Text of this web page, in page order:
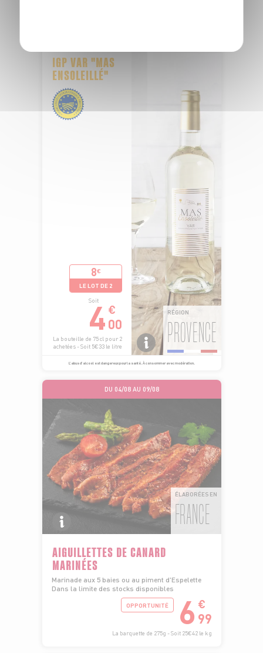
IGP VAR "MAS
ENSOLEILLÉ"
8€
LE LOT DE 2
Soit
4 €
00
La bouteille de 75 cl pour 2
achetées - Soit 5€33 le litre
RÉGION
PROVENCE
L’abus d’alcool est dangereux pour la santé. À consommer avec modération.
DU 04/08 AU 09/08
ÉLABORÉES EN
FRANCE
AIGUILLETTES DE CANARD
MARINÉES
Marinade aux 5 baies ou au piment d'Espelette
Dans la limite des stocks disponibles
OPPORTUNITÉ 6 €
99
La barquette de 275g - Soit 25€42 le kg